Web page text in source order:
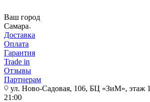
Ваш город
Самара
Доставка
Оплата
Гарантия
Trade in
Отзывы
Партнерам
ул. Ново-Садовая, 106, БЦ «ЗиМ», этаж 1
21:00